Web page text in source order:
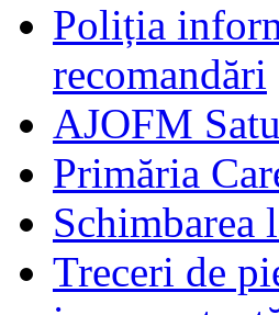
Poliția
recomandări
AJOFM
Primăria
Schimbarea
Treceri de